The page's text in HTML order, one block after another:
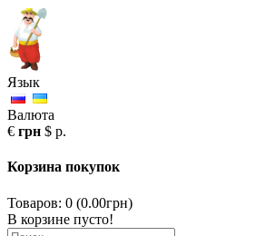
Язык
Валюта
€ грн $ р.
Корзина покупок
Товаров: 0 (0.00грн)
В корзине пусто!